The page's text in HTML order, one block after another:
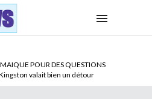
POUR DES QUESTIONS
: Kingston valait bien un détour
DE PAUL BIYA DU CAMEROUN :
?